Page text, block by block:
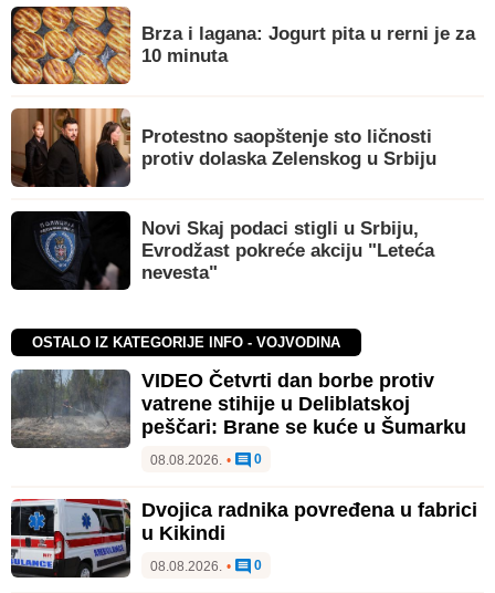
Brza i lagana: Jogurt pita u rerni je za
10 minuta
Protestno saopštenje sto ličnosti
protiv dolaska Zelenskog u Srbiju
Novi Skaj podaci stigli u Srbiju,
Evrodžast pokreće akciju "Leteća
nevesta"
OSTALO IZ KATEGORIJE INFO - VOJVODINA
VIDEO Četvrti dan borbe protiv
vatrene stihije u Deliblatskoj
peščari: Brane se kuće u Šumarku
08.08.2026. • 0
Dvojica radnika povređena u fabrici
u Kikindi
08.08.2026. • 0